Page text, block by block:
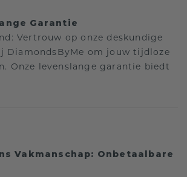
Garantie
Vertrouw op onze deskundige
DiamondsByMe om jouw tijdloze
Onze levenslange garantie biedt
Vakmanschap: Onbetaalbare